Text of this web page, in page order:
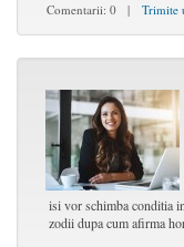
Comentarii: 0 | Trimite
isi vor schimba conditia
zodii dupa cum afirma